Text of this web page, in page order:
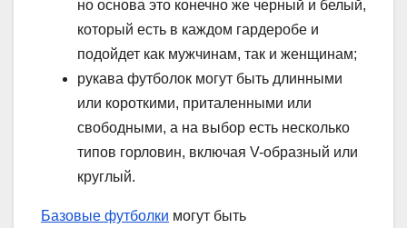
но основа это конечно же черный и белый,
который есть в каждом гардеробе и
подойдет как мужчинам, так и женщинам;
рукава футболок могут быть длинными
или короткими, приталенными или
свободными, а на выбор есть несколько
типов горловин, включая V-образный или
круглый.
Базовые футболки могут быть